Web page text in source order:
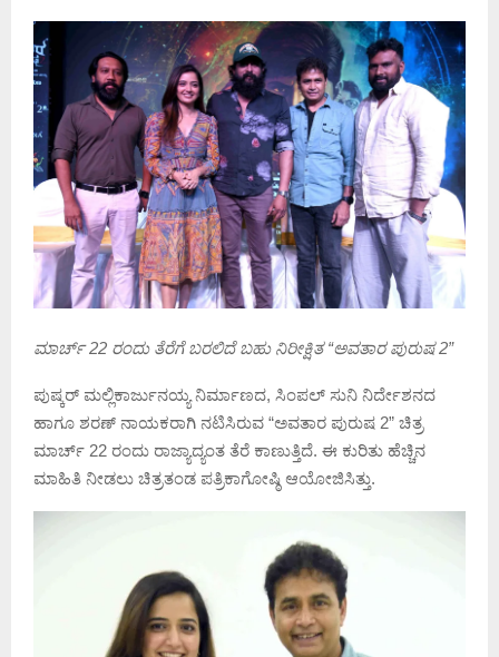
ಮಾರ್ಚ್ 22 ರಂದು ತೆರೆಗೆ ಬರಲಿದೆ ಬಹು ನಿರೀಕ್ಷಿತ “ಅವತಾರ ಪುರುಷ 2”
ಪುಷ್ಕರ್ ಮಲ್ಲಿಕಾರ್ಜುನಯ್ಯ ನಿರ್ಮಾಣದ, ಸಿಂಪಲ್ ಸುನಿ ನಿರ್ದೇಶನದ
ಹಾಗೂ ಶರಣ್ ನಾಯಕರಾಗಿ ನಟಿಸಿರುವ “ಅವತಾರ ಪುರುಷ 2” ಚಿತ್ರ
ಮಾರ್ಚ್ 22 ರಂದು ರಾಜ್ಯಾದ್ಯಂತ ತೆರೆ ಕಾಣುತ್ತಿದೆ. ಈ ಕುರಿತು ಹೆಚ್ಚಿನ
ಮಾಹಿತಿ ನೀಡಲು ಚಿತ್ರತಂಡ ಪತ್ರಿಕಾಗೋಷ್ಠಿ ಆಯೋಜಿಸಿತ್ತು.